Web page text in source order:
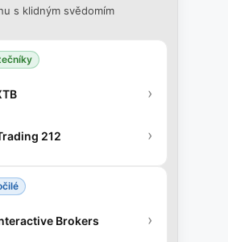
s klidným svědomím
›
212 ›
Brokers ›